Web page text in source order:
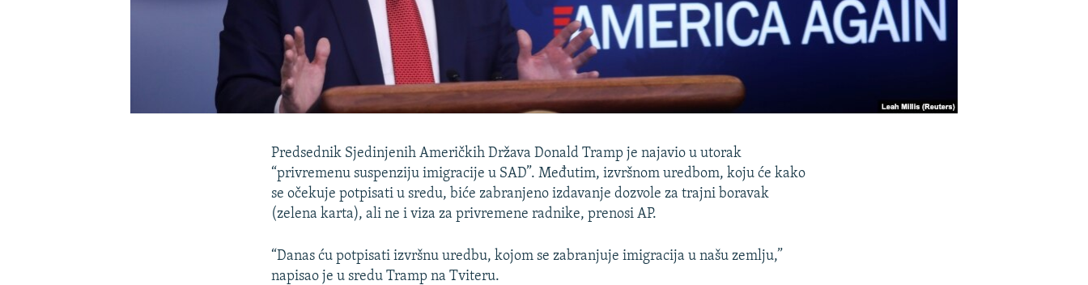
Predsednik Sjedinjenih Američkih Država Donald Tramp je najavio u utorak
“privremenu suspenziju imigracije u SAD”. Međutim, izvršnom uredbom, koju će kako
se očekuje potpisati u sredu, biće zabranjeno izdavanje dozvole za trajni boravak
(zelena karta), ali ne i viza za privremene radnike, prenosi AP.
“Danas ću potpisati izvršnu uredbu, kojom se zabranjuje imigracija u našu zemlju,”
napisao je u sredu Tramp na Tviteru.